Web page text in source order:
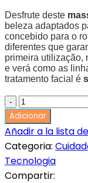
Desfrute deste
beleza adaptados
concebido para o
diferentes que
primeira utilização,
e verá como as
tratamento facial é
Tratamento
Facial
Galvânico
quantity
Adicionar
Añadir a la lista
Categoria:
Tecnologia
Compartir: